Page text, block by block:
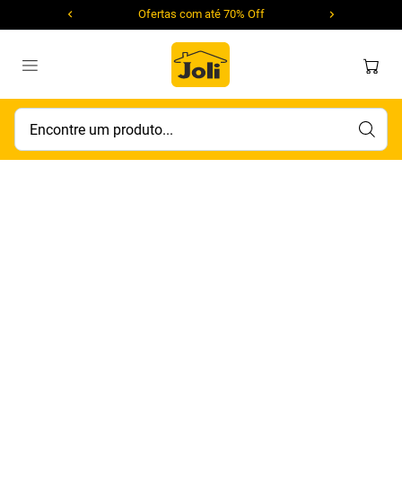
Ofertas com até 70% Off
Encontre um produto...